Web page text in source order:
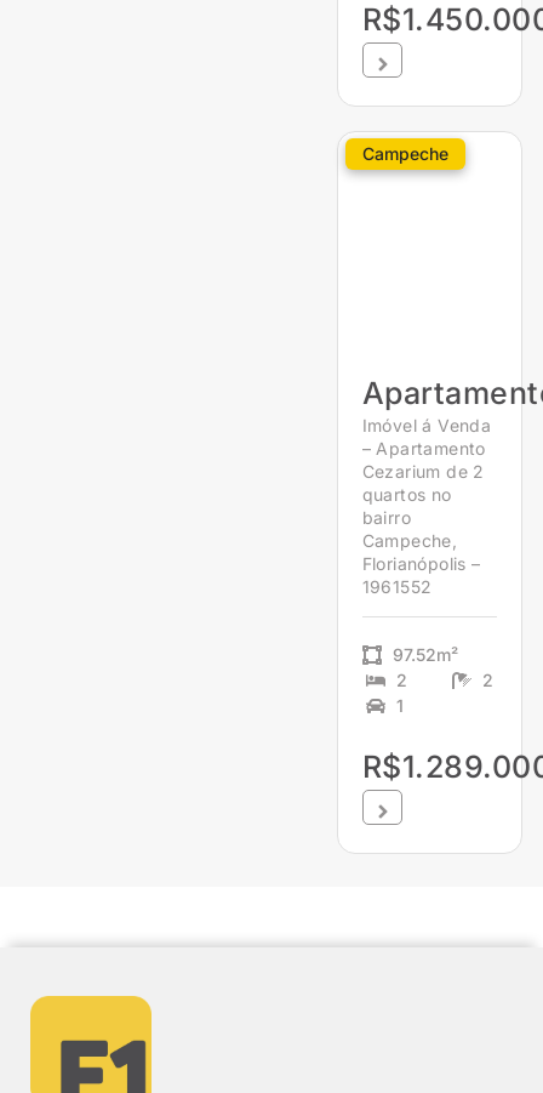
Campeche
Imóvel á Venda
– Apartamento
Cezarium de 2
quartos no
bairro
Campeche,
Florianópolis –
1961552
97.52m²
2
2
1